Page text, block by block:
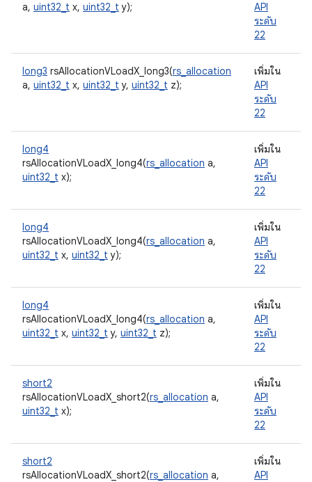
a, uint32_t x, uint32_t y);
API
ระดับ
22
long3 rsAllocationVLoadX_long3(rs_allocation
a, uint32_t x, uint32_t y, uint32_t z);
เพิ่มใน
API
ระดับ
22
long4
rsAllocationVLoadX_long4(rs_allocation a,
uint32_t x);
เพิ่มใน
API
ระดับ
22
long4
rsAllocationVLoadX_long4(rs_allocation a,
uint32_t x, uint32_t y);
เพิ่มใน
API
ระดับ
22
long4
rsAllocationVLoadX_long4(rs_allocation a,
uint32_t x, uint32_t y, uint32_t z);
เพิ่มใน
API
ระดับ
22
short2
rsAllocationVLoadX_short2(rs_allocation a,
uint32_t x);
เพิ่มใน
API
ระดับ
22
short2
rsAllocationVLoadX_short2(rs_allocation a,
เพิ่มใน
API